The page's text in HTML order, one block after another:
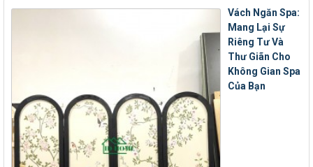
Vách Ngăn Spa:
Mang Lại Sự
Riêng Tư Và
Thư Giãn Cho
Không Gian Spa
Của Bạn